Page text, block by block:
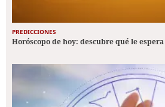
PREDICCIONES
Horóscopo de hoy: descubre qué le